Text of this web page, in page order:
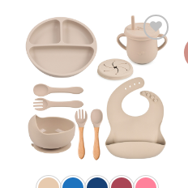
Ajouter
à la
souhaits